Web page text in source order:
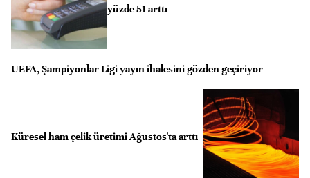
yüzde 51 arttı
UEFA, Şampiyonlar Ligi yayın ihalesini gözden geçiriyor
Küresel ham çelik üretimi Ağustos'ta arttı